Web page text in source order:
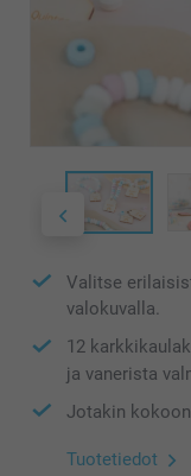
Valitse
valokuvalla.
12
ja vanerista
Jotakin
Tuotetiedot